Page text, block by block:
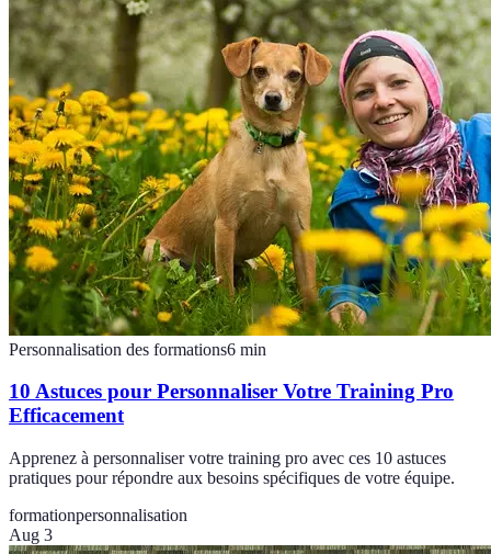
Personnalisation des formations6 min
10 Astuces pour Personnaliser Votre Training Pro
Efficacement
Apprenez à personnaliser votre training pro avec ces 10 astuces
pratiques pour répondre aux besoins spécifiques de votre équipe.
formationpersonnalisation
Aug 3